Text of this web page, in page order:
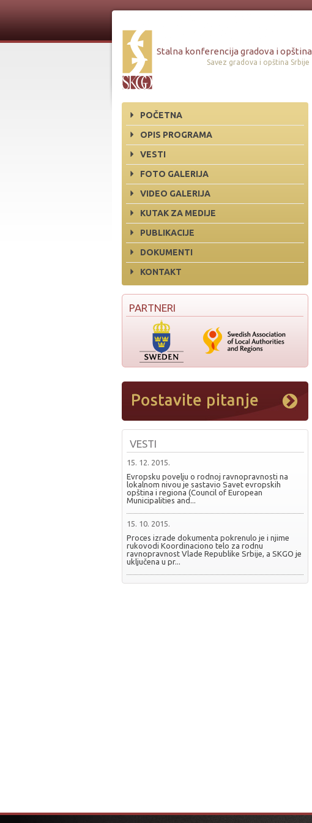
Stalna konferencija gradova i opština
Savez gradova i opština Srbije
POČETNA
OPIS PROGRAMA
VESTI
FOTO GALERIJA
VIDEO GALERIJA
KUTAK ZA MEDIJE
PUBLIKACIJE
DOKUMENTI
KONTAKT
PARTNERI
VESTI
15. 12. 2015.
Evropsku povelju o rodnoj ravnopravnosti na
lokalnom nivou je sastavio Savet evropskih
opština i regiona (Council of European
Municipalities and...
15. 10. 2015.
Proces izrade dokumenta pokrenulo je i njime
rukovodi Koordinaciono telo za rodnu
ravnopravnost Vlade Republike Srbije, a SKGO je
uključena u pr...